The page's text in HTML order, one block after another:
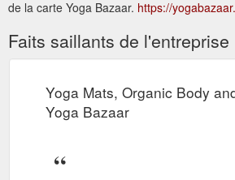
de la carte Yoga Bazaar. https://
Faits saillants de l'entreprise
Yoga Mats, Organic Body
Yoga Bazaar